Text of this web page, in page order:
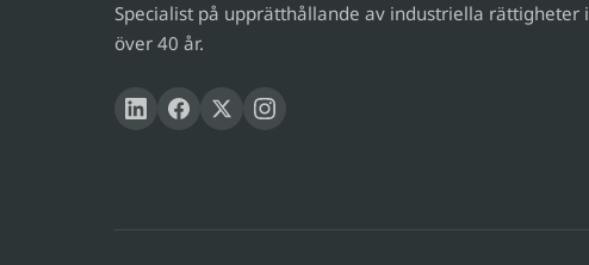
Specialist på upprätthållande av industriella rättigheter i
över 40 år.